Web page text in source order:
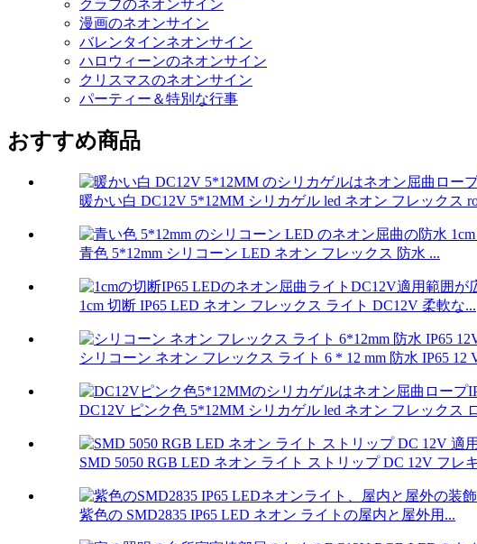
クラブのネオンサイン
漫画のネオンサイン
バレンタインネオンサイン
ハロウィーンのネオンサイン
クリスマスのネオンサイン
パーティー＆特別な行事
おすすめ商品
暖かい白 DC12V 5*12MM シリカゲル led ネオン フレックス
青色 5*12mm シリコーン LED ネオン フレックス 防水 ...
1cm 切断 IP65 LED ネオン フレックス ライト DC12V 柔軟な...
シリコーン ネオン フレックス ライト 6 * 12 mm 防水 IP65 12
DC12V ピンク色 5*12MM シリカゲル led ネオン フレックス
SMD 5050 RGB LED ネオン ライト ストリップ DC 12V フレ
紫色の SMD2835 IP65 LED ネオン ライトの屋内と屋外用...